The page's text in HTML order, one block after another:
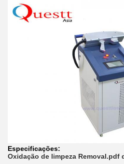
Especificações:
Oxidação de limpeza Removal.pdf